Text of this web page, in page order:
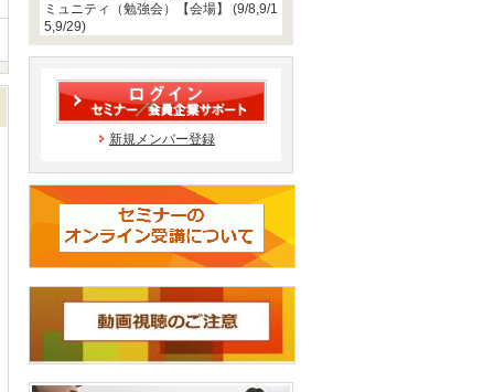
ミュニティ（勉強会）【会場】 (9/8,9/1
5,9/29)
新規メンバー登録